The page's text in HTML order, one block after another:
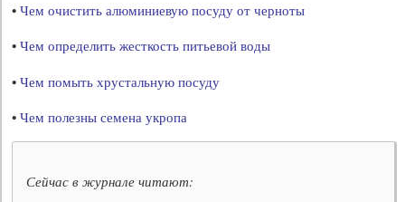
•Чем очистить алюминиевую посуду от черноты
•Чем определить жесткость питьевой воды
•Чем помыть хрустальную посуду
•Чем полезны семена укропа
Сейчас в журнале читают: